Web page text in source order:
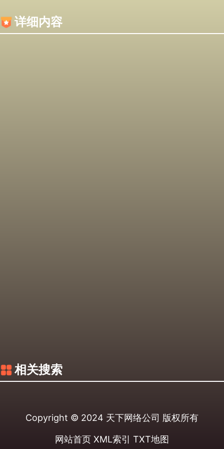
详细内容
相关搜索
Copyright © 2024 天下网络公司 版权所有
网站首页 XML索引 TXT地图